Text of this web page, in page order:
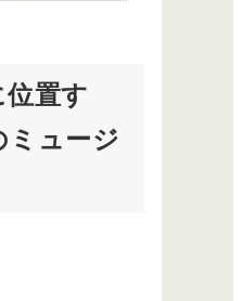
、休憩時間にテレ
ました。当ブロ
「よ〜いド
逃したのです
置す
ミュージ